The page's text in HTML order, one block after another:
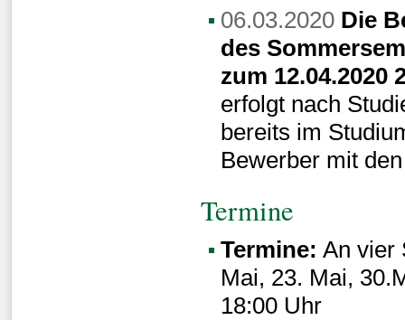
06.03.2020 Die
des
zum 12.04.2020
erfolgt nach
bereits im
Bewerber mit
Termine
Termine: An vier
Mai, 23. Mai,
18:00 Uhr